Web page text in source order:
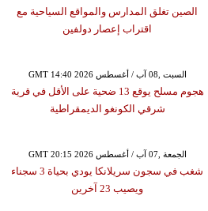
الصين تغلق المدارس والمواقع السياحية مع
اقتراب إعصار دولفين
GMT 14:40 2026 السبت ,08 آب / أغسطس
هجوم مسلح يوقع 13 ضحية على الأقل في قرية
شرقي الكونغو الديمقراطية
GMT 20:15 2026 الجمعة ,07 آب / أغسطس
شغب في سجون سريلانكا يودي بحياة 3 سجناء
ويصيب 23 آخرين